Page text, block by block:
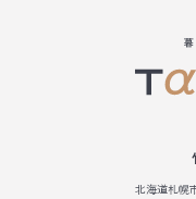
北海道札幌